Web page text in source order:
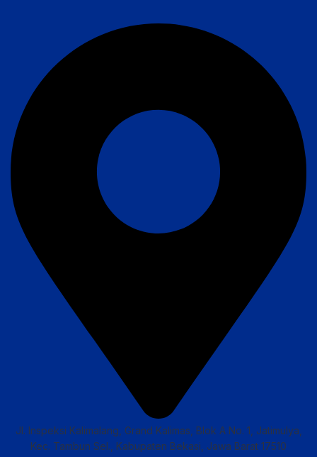
Jl. Inspeksi Kalimalang, Grand Kalimas, Blok A No. 1, Jatimulya,
Kec. Tambun Sel., Kabupaten Bekasi, Jawa Barat 17510